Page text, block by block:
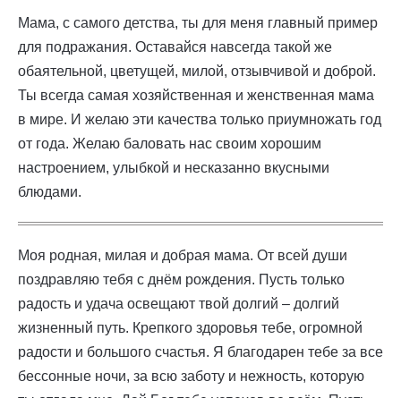
Мама, с самого детства, ты для меня главный пример
для подражания. Оставайся навсегда такой же
обаятельной, цветущей, милой, отзывчивой и доброй.
Ты всегда самая хозяйственная и женственная мама
в мире. И желаю эти качества только приумножать год
от года. Желаю баловать нас своим хорошим
настроением, улыбкой и несказанно вкусными
блюдами.
Моя родная, милая и добрая мама. От всей души
поздравляю тебя с днём рождения. Пусть только
радость и удача освещают твой долгий – долгий
жизненный путь. Крепкого здоровья тебе, огромной
радости и большого счастья. Я благодарен тебе за все
бессонные ночи, за всю заботу и нежность, которую